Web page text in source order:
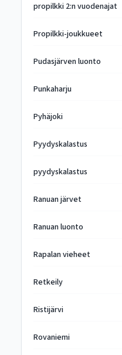
propilkki 2:n vuodenajat
Propilkki-joukkueet
Pudasjärven luonto
Punkaharju
Pyhäjoki
Pyydyskalastus
pyydyskalastus
Ranuan järvet
Ranuan luonto
Rapalan vieheet
Retkeily
Ristijärvi
Rovaniemi